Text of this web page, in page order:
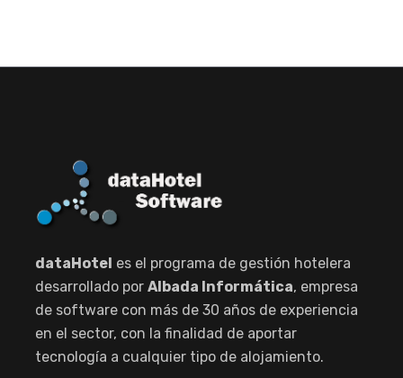
dataHotel es el programa de gestión hotelera
desarrollado por Albada Informática, empresa
de software con más de 30 años de experiencia
en el sector, con la finalidad de aportar
tecnología a cualquier tipo de alojamiento.